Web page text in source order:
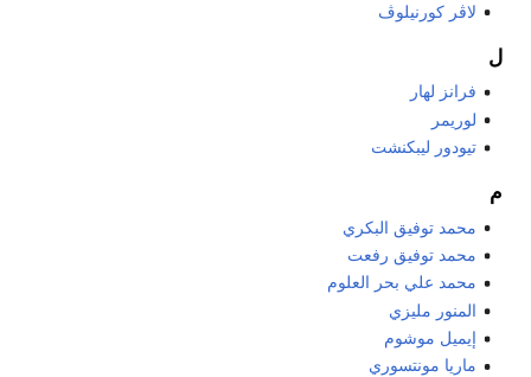
لاڤر كورنيلوڤ
ل
فرانز لهار
لوريمر
تيودور ليبكنشت
م
محمد توفيق البكري
محمد توفيق رفعت
محمد علي بحر العلوم
المنور مليزي
إيميل موشوم
ماريا مونتسوري